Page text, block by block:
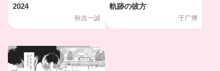
2024
秋吉一誠
軌跡の彼方
于广博